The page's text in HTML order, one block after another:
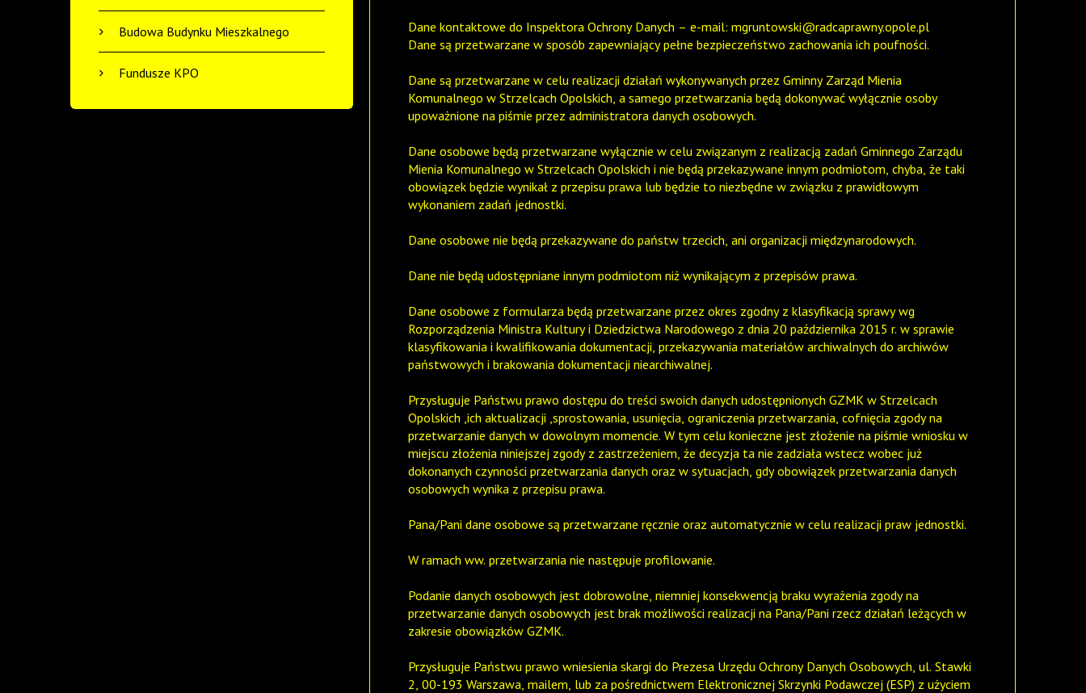
Budowa Budynku Mieszkalnego
Fundusze KPO
Dane kontaktowe do Inspektora Ochrony Danych – e-mail: mgruntowski@radcaprawny.opole.pl
Dane są przetwarzane w sposób zapewniający pełne bezpieczeństwo zachowania ich poufności.
Dane są przetwarzane w celu realizacji działań wykonywanych przez Gminny Zarząd Mienia
Komunalnego w Strzelcach Opolskich, a samego przetwarzania będą dokonywać wyłącznie osoby
upoważnione na piśmie przez administratora danych osobowych.
Dane osobowe będą przetwarzane wyłącznie w celu związanym z realizacją zadań Gminnego Zarządu
Mienia Komunalnego w Strzelcach Opolskich i nie będą przekazywane innym podmiotom, chyba, że taki
obowiązek będzie wynikał z przepisu prawa lub będzie to niezbędne w związku z prawidłowym
wykonaniem zadań jednostki.
Dane osobowe nie będą przekazywane do państw trzecich, ani organizacji międzynarodowych.
Dane nie będą udostępniane innym podmiotom niż wynikającym z przepisów prawa.
Dane osobowe z formularza będą przetwarzane przez okres zgodny z klasyfikacją sprawy wg
Rozporządzenia Ministra Kultury i Dziedzictwa Narodowego z dnia 20 października 2015 r. w sprawie
klasyfikowania i kwalifikowania dokumentacji, przekazywania materiałów archiwalnych do archiwów
państwowych i brakowania dokumentacji niearchiwalnej.
Przysługuje Państwu prawo dostępu do treści swoich danych udostępnionych GZMK w Strzelcach
Opolskich ,ich aktualizacji ,sprostowania, usunięcia, ograniczenia przetwarzania, cofnięcia zgody na
przetwarzanie danych w dowolnym momencie. W tym celu konieczne jest złożenie na piśmie wniosku w
miejscu złożenia niniejszej zgody z zastrzeżeniem, że decyzja ta nie zadziała wstecz wobec już
dokonanych czynności przetwarzania danych oraz w sytuacjach, gdy obowiązek przetwarzania danych
osobowych wynika z przepisu prawa.
Pana/Pani dane osobowe są przetwarzane ręcznie oraz automatycznie w celu realizacji praw jednostki.
W ramach ww. przetwarzania nie następuje profilowanie.
Podanie danych osobowych jest dobrowolne, niemniej konsekwencją braku wyrażenia zgody na
przetwarzanie danych osobowych jest brak możliwości realizacji na Pana/Pani rzecz działań leżących w
zakresie obowiązków GZMK.
Przysługuje Państwu prawo wniesienia skargi do Prezesa Urzędu Ochrony Danych Osobowych, ul. Stawki
2, 00-193 Warszawa, mailem, lub za pośrednictwem Elektronicznej Skrzynki Podawczej (ESP) z użyciem